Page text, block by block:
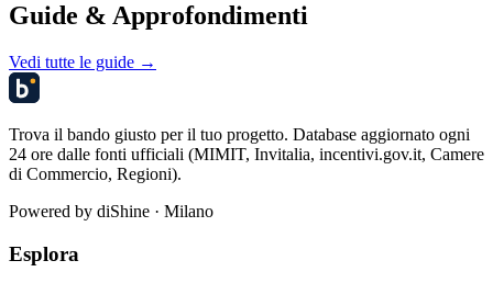
Guide & Approfondimenti
Vedi tutte le guide →
Trova il bando giusto per il tuo progetto. Database aggiornato ogni
24 ore dalle fonti ufficiali (MIMIT, Invitalia, incentivi.gov.it, Camere
di Commercio, Regioni).
Powered by diShine · Milano
Esplora